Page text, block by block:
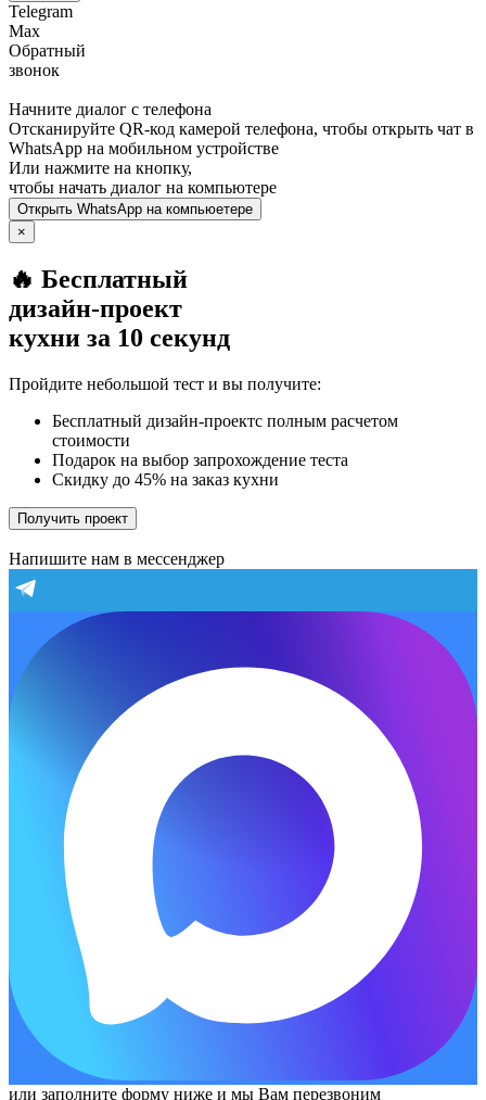
Telegram
Max
Обратный
звонок
Начните диалог с телефона
Отсканируйте QR-код камерой телефона, чтобы открыть чат в
WhatsApp на мобильном устройстве
Или нажмите на кнопку,
чтобы начать диалог на компьютере
Открыть WhatsApp на компьюетере
×
🔥 Бесплатный
дизайн-проект
кухни за 10 секунд
Пройдите небольшой тест и вы получите:
Бесплатный дизайн-проектс полным расчетом
стоимости
Подарок на выбор запрохождение теста
Скидку до 45% на заказ кухни
Получить проект
Напишите нам в мессенджер
или заполните форму ниже и мы Вам перезвоним